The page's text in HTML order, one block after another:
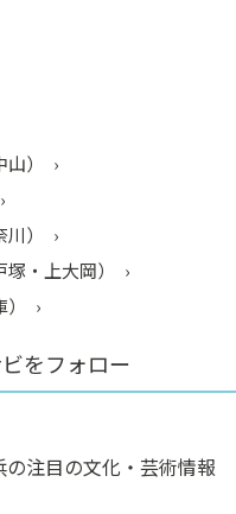
）
）
・上大岡）
をフォロー
注目の文化・芸術情報